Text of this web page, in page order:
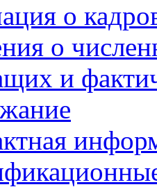
о
о
и